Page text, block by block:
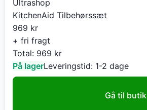
Ultrashop
KitchenAid Tilbehørssæt
969 kr
+ fri fragt
Total: 969 kr
På lagerLeveringstid: 1-2 dage
Gå til butik